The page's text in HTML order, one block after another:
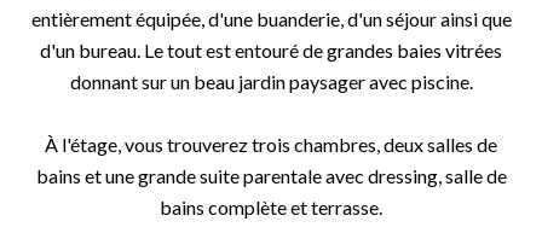
entièrement équipée, d'une buanderie, d'un séjour ainsi que
d'un bureau. Le tout est entouré de grandes baies vitrées
donnant sur un beau jardin paysager avec piscine.
À l'étage, vous trouverez trois chambres, deux salles de
bains et une grande suite parentale avec dressing, salle de
bains complète et terrasse.